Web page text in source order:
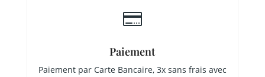

Paiement
Paiement par Carte Bancaire, 3x sans frais avec